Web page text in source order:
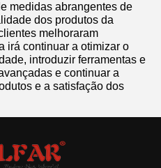
medidas abrangentes de
dos produtos da
melhoraram
irá continuar a otimizar o
introduzir ferramentas e
e continuar a
e a satisfação dos